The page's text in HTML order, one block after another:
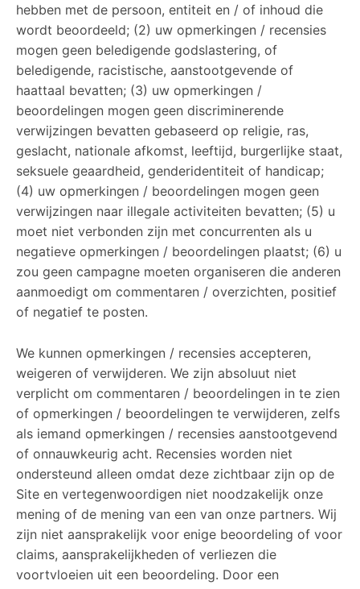
hebben met de persoon, entiteit en / of inhoud die
wordt beoordeeld; (2) uw opmerkingen / recensies
mogen geen beledigende godslastering, of
beledigende, racistische, aanstootgevende of
haattaal bevatten; (3) uw opmerkingen /
beoordelingen mogen geen discriminerende
verwijzingen bevatten gebaseerd op religie, ras,
geslacht, nationale afkomst, leeftijd, burgerlijke staat,
seksuele geaardheid, genderidentiteit of handicap;
(4) uw opmerkingen / beoordelingen mogen geen
verwijzingen naar illegale activiteiten bevatten; (5) u
moet niet verbonden zijn met concurrenten als u
negatieve opmerkingen / beoordelingen plaatst; (6) u
zou geen campagne moeten organiseren die anderen
aanmoedigt om commentaren / overzichten, positief
of negatief te posten.
We kunnen opmerkingen / recensies accepteren,
weigeren of verwijderen. We zijn absoluut niet
verplicht om commentaren / beoordelingen in te zien
of opmerkingen / beoordelingen te verwijderen, zelfs
als iemand opmerkingen / recensies aanstootgevend
of onnauwkeurig acht. Recensies worden niet
ondersteund alleen omdat deze zichtbaar zijn op de
Site en vertegenwoordigen niet noodzakelijk onze
mening of de mening van een van onze partners. Wij
zijn niet aansprakelijk voor enige beoordeling of voor
claims, aansprakelijkheden of verliezen die
voortvloeien uit een beoordeling. Door een